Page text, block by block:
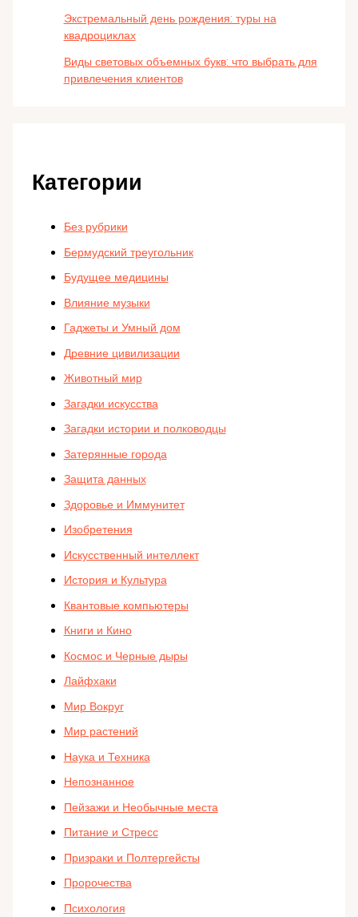
Экстремальный день рождения: туры на
квадроциклах
Виды световых объемных букв: что выбрать для
привлечения клиентов
Категории
Без рубрики
Бермудский треугольник
Будущее медицины
Влияние музыки
Гаджеты и Умный дом
Древние цивилизации
Животный мир
Загадки искусства
Загадки истории и полководцы
Затерянные города
Защита данных
Здоровье и Иммунитет
Изобретения
Искусственный интеллект
История и Культура
Квантовые компьютеры
Книги и Кино
Космос и Черные дыры
Лайфхаки
Мир Вокруг
Мир растений
Наука и Техника
Непознанное
Пейзажи и Необычные места
Питание и Стресс
Призраки и Полтергейсты
Пророчества
Психология